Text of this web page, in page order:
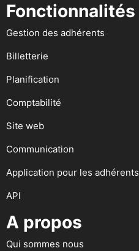
Fonctionnalités
Gestion des adhérents
Billetterie
Planification
Comptabilité
Site web
Communication
Application pour les adhérents
API
A propos
Qui sommes nous